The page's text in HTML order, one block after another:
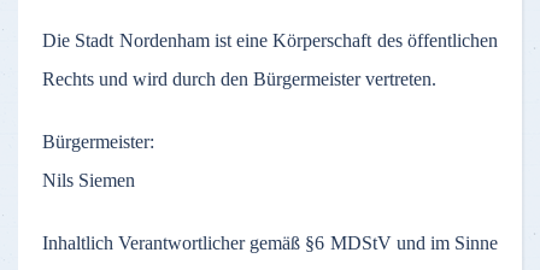
Die Stadt Nordenham ist eine Körperschaft desöffentlichen
Rechts und wird durch den Bürgermeister vertreten.
Bürgermeister:
Nils Siemen
Inhaltlich Verantwortlicher gemäß §6 MDStVund im Sinne